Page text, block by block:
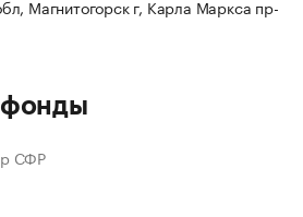
Магнитогорск г, Карла Маркса пр-
СФР